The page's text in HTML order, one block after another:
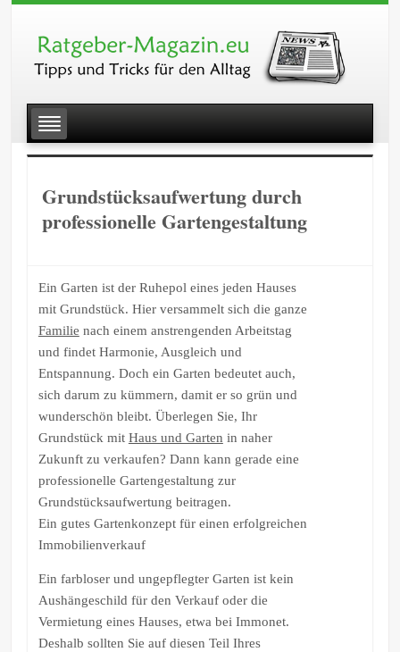
Grundstücksaufwertung durch
professionelle Gartengestaltung
Ein Garten ist der Ruhepol eines jeden Hauses
mit Grundstück. Hier versammelt sich die ganze
Familie nach einem anstrengenden Arbeitstag
und findet Harmonie, Ausgleich und
Entspannung. Doch ein Garten bedeutet auch,
sich darum zu kümmern, damit er so grün und
wunderschön bleibt. Überlegen Sie, Ihr
Grundstück mit Haus und Garten in naher
Zukunft zu verkaufen? Dann kann gerade eine
professionelle Gartengestaltung zur
Grundstücksaufwertung beitragen.
Ein gutes Gartenkonzept für einen erfolgreichen
Immobilienverkauf
Ein farbloser und ungepflegter Garten ist kein
Aushängeschild für den Verkauf oder die
Vermietung eines Hauses, etwa bei Immonet.
Deshalb sollten Sie auf diesen Teil Ihres